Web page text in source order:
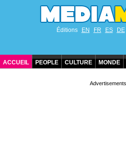
Éditions EN FR ES DE
ACCUEIL PEOPLE CULTURE MONDE